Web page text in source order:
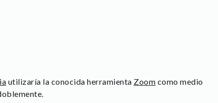
utilizaría la conocida herramienta Zoom como medio